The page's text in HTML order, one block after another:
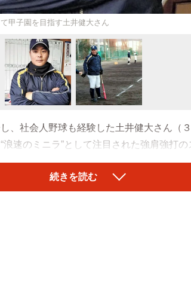
甲子園を目指す土井健大さん
、社会人野球も経験した土井健大さん（
浪速のミニラ”として注目された強肩強打
野球部監督に就任。同校にとって２０１
続きを読む